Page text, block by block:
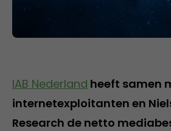
IAB Nederland heeft samen
internetexploitanten en
Research de netto